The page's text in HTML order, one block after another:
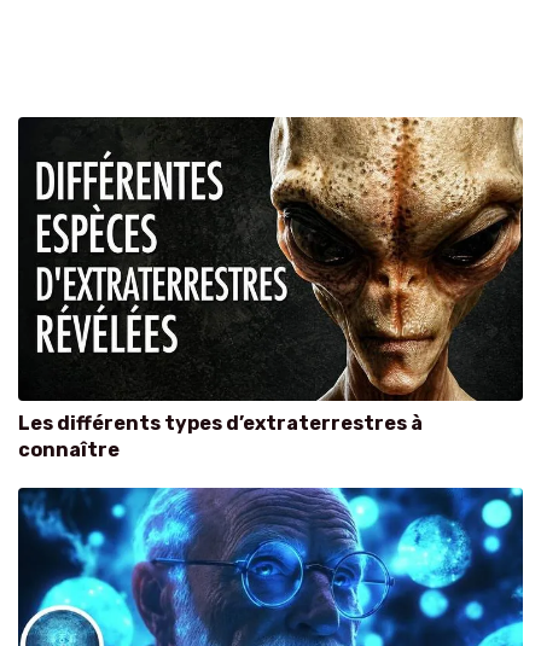
Les différents types d’extraterrestres à
connaître